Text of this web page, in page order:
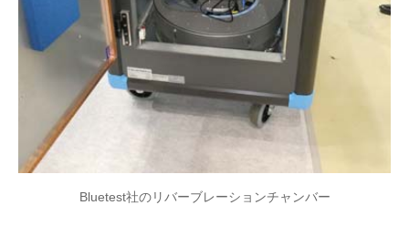
Bluetest社のリバーブレーションチャンバー